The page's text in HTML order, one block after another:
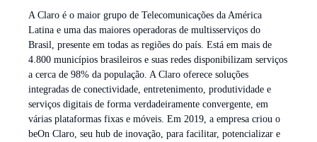
A Claro é o maior grupo de Telecomunicações da América
Latina e uma das maiores operadoras de multisserviços do
Brasil, presente em todas as regiões do país. Está em mais de
4.800 municípios brasileiros e suas redes disponibilizam serviços
a cerca de 98% da população. A Claro oferece soluções
integradas de conectividade, entretenimento, produtividade e
serviços digitais de forma verdadeiramente convergente, em
várias plataformas fixas e móveis. Em 2019, a empresa criou o
beOn Claro, seu hub de inovação, para facilitar, potencializar e